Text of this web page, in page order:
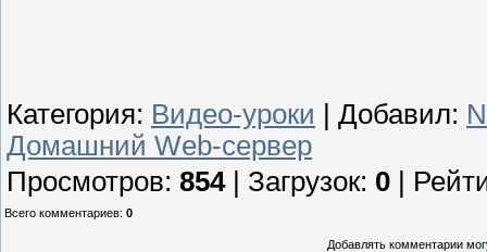
Категория: Видео-уроки Добавил:
Домашний Web-сервер
Просмотров: 854| Загрузок: 0
Всего комментариев: 0
Добавлять комментарии